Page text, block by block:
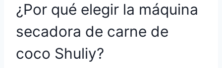
¿Por qué elegir la máquina
secadora de carne de
coco Shuliy?